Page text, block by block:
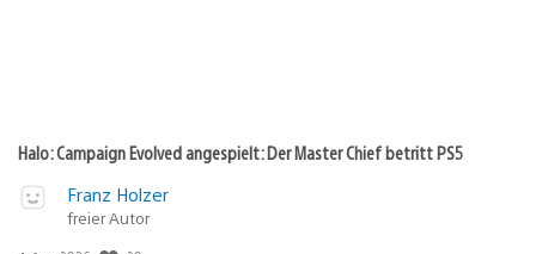
Halo: Campaign Evolved angespielt: Der Master Chief betritt PS5
Franz Holzer
freier Autor